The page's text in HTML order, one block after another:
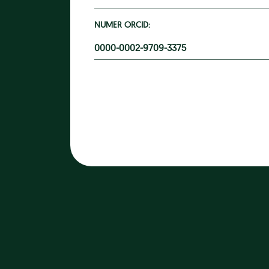
NUMER ORCID:
0000-0002-9709-3375